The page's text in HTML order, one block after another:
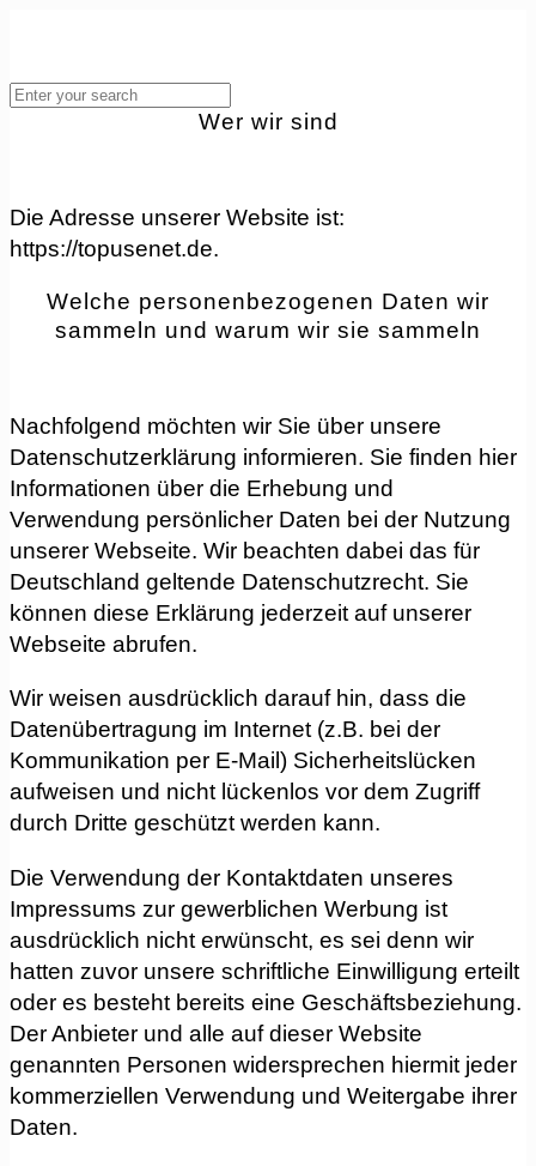
Wer wir sind
Die Adresse unserer Website ist:
https://topusenet.de.
Welche personenbezogenen Daten wir
sammeln und warum wir sie sammeln
Nachfolgend möchten wir Sie über unsere
Datenschutzerklärung informieren. Sie finden hier
Informationen über die Erhebung und
Verwendung persönlicher Daten bei der Nutzung
unserer Webseite. Wir beachten dabei das für
Deutschland geltende Datenschutzrecht. Sie
können diese Erklärung jederzeit auf unserer
Webseite abrufen.
Wir weisen ausdrücklich darauf hin, dass die
Datenübertragung im Internet (z.B. bei der
Kommunikation per E-Mail) Sicherheitslücken
aufweisen und nicht lückenlos vor dem Zugriff
durch Dritte geschützt werden kann.
Die Verwendung der Kontaktdaten unseres
Impressums zur gewerblichen Werbung ist
ausdrücklich nicht erwünscht, es sei denn wir
hatten zuvor unsere schriftliche Einwilligung erteilt
oder es besteht bereits eine Geschäftsbeziehung.
Der Anbieter und alle auf dieser Website
genannten Personen widersprechen hiermit jeder
kommerziellen Verwendung und Weitergabe ihrer
Daten.